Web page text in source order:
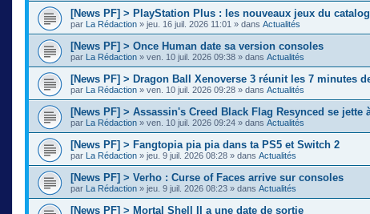
[News PF] > PlayStation Plus : les nouveaux jeux du
par La Rédaction » jeu. 16 juil. 2026 11:01 » dans Actualités
[News PF] > Once Human date sa version consoles
par La Rédaction » ven. 10 juil. 2026 09:38 » dans Actualités
[News PF] > Dragon Ball Xenoverse 3 réunit les 7 minutes
par La Rédaction » ven. 10 juil. 2026 09:28 » dans Actualités
[News PF] > Assassin's Creed Black Flag Resynced se jette
par La Rédaction » ven. 10 juil. 2026 09:24 » dans Actualités
[News PF] > Fangtopia pia pia dans ta PS5 et Switch 2
par La Rédaction » jeu. 9 juil. 2026 08:28 » dans Actualités
[News PF] > Verho : Curse of Faces arrive sur consoles
par La Rédaction » jeu. 9 juil. 2026 08:23 » dans Actualités
[News PF] > Mortal Shell II a une date de sortie